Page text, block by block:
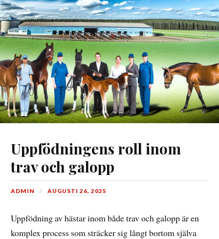
Uppfödningens roll inom
trav och galopp
ADMIN AUGUSTI 26, 2025
Uppfödning av hästar inom både trav och galopp är en
komplex process som sträcker sig långt bortom själva